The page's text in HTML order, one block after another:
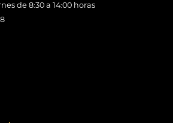
de 8:30 a 14:00 horas